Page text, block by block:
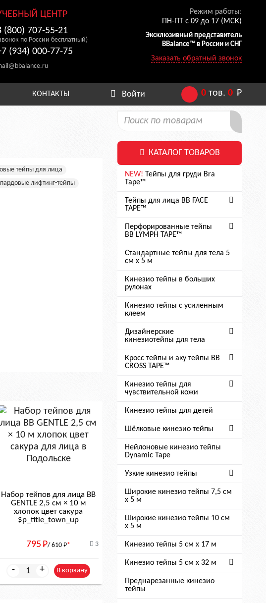
ЦЕНТР
(800) 707-55-21
по России бесплатный)
(934) 000-77-75
Режим работы:
ПН-ПТ с 09 до 17 (МСК)
Эксклюзивный представитель
BBalance™ в России и СНГ
Заказать обратный звонок
КОНТАКТЫ Войти 0 тов.0 Р
тейпы для лица
лифтинг-тейпы
Набор тейпов для лица BB
GENTLE 2,5 см × 10 м
хлопок цвет сакура
$р_title_town_up
795 Р/ 610 Р* 3
- + В корзину
КАТАЛОГ ТОВАРОВ
NEW! Тейпы для груди Bra
Tape™
Тейпы для лица BB FACE
TAPE™
Перфорированные тейпы
BB LYMPH TAPE™
Стандартные тейпы для тела 5
см x 5 м
Кинезио тейпы в больших
рулонах
Кинезио тейпы с усиленным
клеем
Дизайнерские
кинезиотейпы для тела
Кросс тейпы и аку тейпы BB
CROSS TAPE™
Кинезио тейпы для
чувствительной кожи
Кинезио тейпы для детей
Шёлковые кинезио тейпы
Нейлоновые кинезио тейпы
Dynamic Tape
Узкие кинезио тейпы
Широкие кинезио тейпы 7,5 см
x 5 м
Широкие кинезио тейпы 10 см
х 5 м
Кинезио тейпы 5 см x 17 м
Кинезио тейпы 5 см х 32 м
Преднарезанные кинезио
тейпы